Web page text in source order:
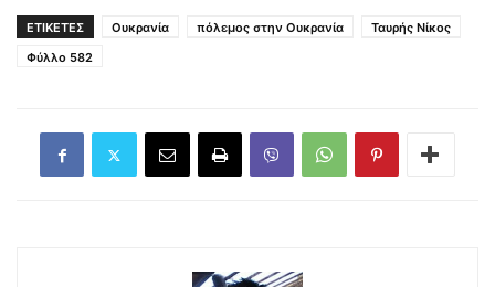
ΕΤΙΚΕΤΕΣ Ουκρανία πόλεμος στην Ουκρανία
Ταυρής Νίκος
Φύλλο 582